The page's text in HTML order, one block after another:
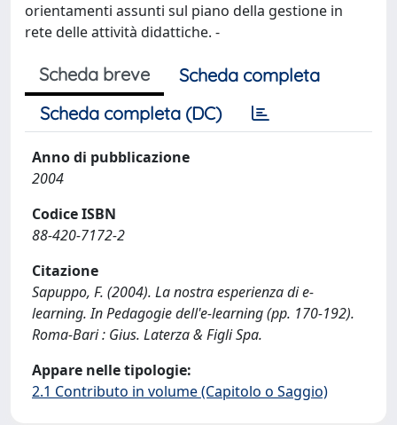
orientamenti assunti sul piano della gestione in
rete delle attività didattiche. -
Scheda breve
Scheda completa
Scheda completa (DC)
Anno di pubblicazione
2004
Codice ISBN
88-420-7172-2
Citazione
Sapuppo, F. (2004). La nostra esperienza di e-
learning. In Pedagogie dell'e-learning (pp. 170-192).
Roma-Bari : Gius. Laterza & Figli Spa.
Appare nelle tipologie:
2.1 Contributo in volume (Capitolo o Saggio)